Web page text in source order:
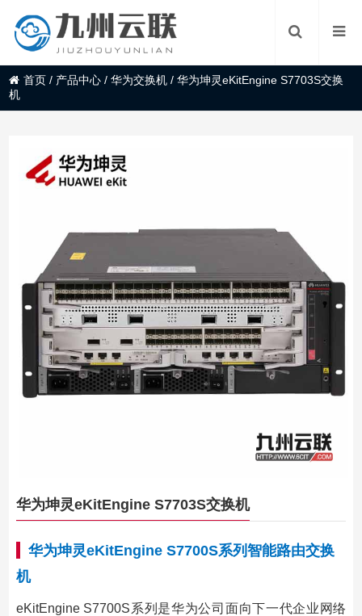
首页 / 产品中心 /华为交换机 /华为坤灵eKitEngine S7703S交换
机
华为坤灵eKitEngine S7703S交换机
华为坤灵eKitEngine S7700S系列智能路由交换
机
eKitEngine S7700S系列是华为公司面向下一代企业网络